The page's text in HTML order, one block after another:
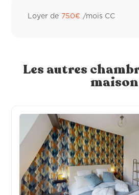
Cafetière individuelle
Literie hôtelière 120 x 200
Frigo individuel
Loyer de 750€ /mois CC
Les autres
maison